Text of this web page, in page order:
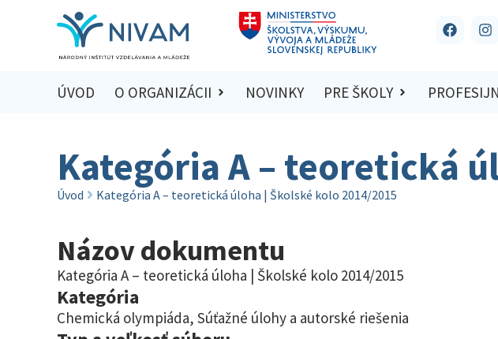
ÚVOD O ORGANIZÁCII NOVINKY PRE ŠKOLY
Kategória A – teoretická
Úvod Kategória A – teoretická úloha | Školské kolo 2014/2015
Názov dokumentu
Kategória A – teoretická úloha | Školské kolo 2014/2015
Kategória
Chemická olympiáda, Súťažné úlohy a autorské riešenia